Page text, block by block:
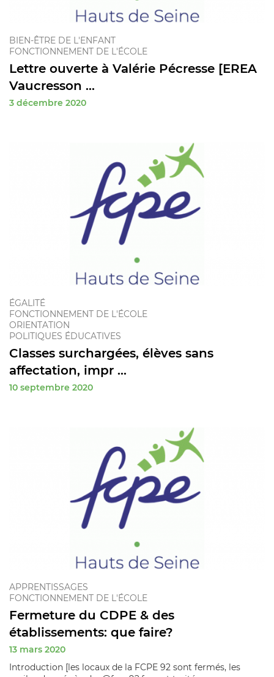
BIEN-ÊTRE DE L'ENFANT
FONCTIONNEMENT DE L'ÉCOLE
Lettre ouverte à Valérie Pécresse [EREA
Vaucresson ...
3 décembre 2020
ÉGALITÉ
FONCTIONNEMENT DE L'ÉCOLE
ORIENTATION
POLITIQUES ÉDUCATIVES
Classes surchargées, élèves sans
affectation, impr ...
10 septembre 2020
APPRENTISSAGES
FONCTIONNEMENT DE L'ÉCOLE
Fermeture du CDPE & des
établissements: que faire?
13 mars 2020
Introduction [les locaux de la FCPE 92 sont fermés, les